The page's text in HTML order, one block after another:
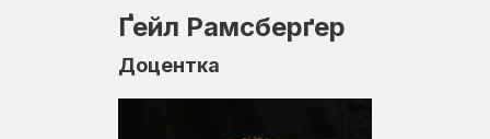
Ґейл Рамсберґер
Доцентка